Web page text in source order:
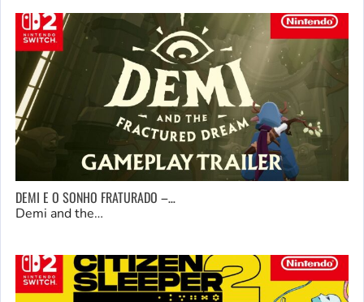
DEMI E O SONHO FRATURADO –…
Demi and the…